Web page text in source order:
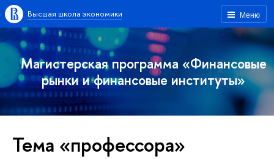
Меню
Высшая школа экономики
Магистерская программа «Финансовые
рынки и финансовые институты»
Тема «профессора»